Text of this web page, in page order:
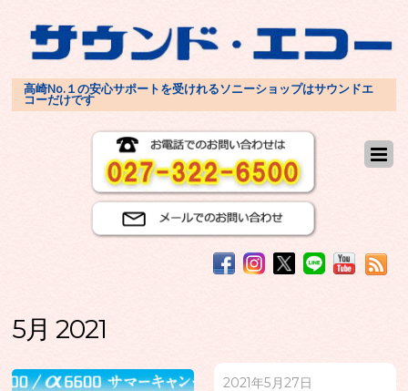
高崎No.１の安心サポートを受けれるソニーショップはサウンドエ
コーだけです
5月 2021
2021年5月27日